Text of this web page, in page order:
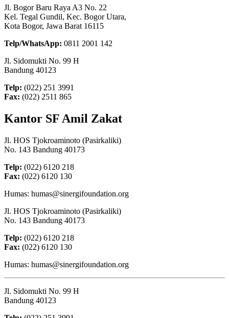
Jl. Bogor Baru Raya A3 No. 22
Kel. Tegal Gundil, Kec. Bogor Utara,
Kota Bogor, Jawa Barat 16115
Telp/WhatsApp: 0811 2001 142
Jl. Sidomukti No. 99 H
Bandung 40123
Telp: (022) 251 3991
Fax: (022) 2511 865
Kantor SF Amil Zakat
Jl. HOS Tjokroaminoto (Pasirkaliki)
No. 143 Bandung 40173
Telp: (022) 6120 218
Fax: (022) 6120 130
Humas: humas@sinergifoundation.org
Jl. HOS Tjokroaminoto (Pasirkaliki)
No. 143 Bandung 40173
Telp: (022) 6120 218
Fax: (022) 6120 130
Humas: humas@sinergifoundation.org
Jl. Sidomukti No. 99 H
Bandung 40123